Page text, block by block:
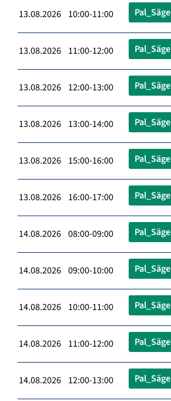
13.08.2026 10:00-11:00 Pal_Säge
13.08.2026 11:00-12:00 Pal_Säge
13.08.2026 12:00-13:00 Pal_Säge
13.08.2026 13:00-14:00 Pal_Säge
13.08.2026 15:00-16:00 Pal_Säge
13.08.2026 16:00-17:00 Pal_Säge
14.08.2026 08:00-09:00 Pal_Säge
14.08.2026 09:00-10:00 Pal_Säge
14.08.2026 10:00-11:00 Pal_Säge
14.08.2026 11:00-12:00 Pal_Säge
14.08.2026 12:00-13:00 Pal_Säge